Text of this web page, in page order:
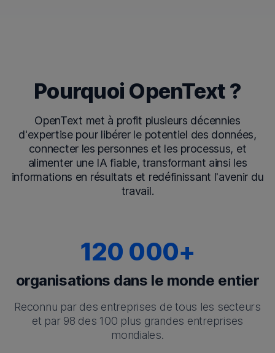
Pourquoi OpenText ?
OpenText met à profit plusieurs décennies
d'expertise pour libérer le potentiel des données,
connecter les personnes et les processus, et
alimenter une IA fiable, transformant ainsi les
informations en résultats et redéfinissant l'avenir du
travail.
120 000+
organisations dans le monde entier
Reconnu par des entreprises de tous les secteurs
et par 98 des 100 plus grandes entreprises
mondiales.